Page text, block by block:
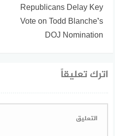
Republicans Delay Key
Vote on Todd Blanche’s
DOJ Nomination
اترك تعليقاً